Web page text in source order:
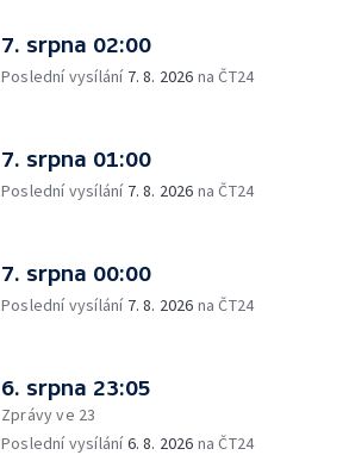
7. srpna 02:00
Poslední vysílání 7. 8. 2026 na ČT24
7. srpna 01:00
Poslední vysílání 7. 8. 2026 na ČT24
7. srpna 00:00
Poslední vysílání 7. 8. 2026 na ČT24
6. srpna 23:05
Zprávy ve 23
Poslední vysílání6. 8. 2026 na ČT24